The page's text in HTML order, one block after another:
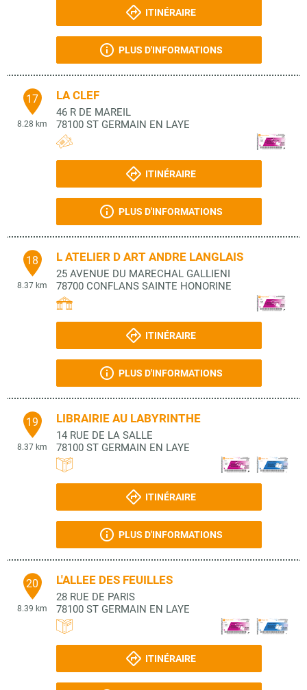
ITINÉRAIRE
PLUS D'INFORMATIONS
17
8.28 km
LA CLEF
46 R DE MAREIL
78100 ST GERMAIN EN LAYE
ITINÉRAIRE
PLUS D'INFORMATIONS
18
8.37 km
L ATELIER D ART ANDRE LANGLAIS
25 AVENUE DU MARECHAL GALLIENI
78700 CONFLANS SAINTE HONORINE
ITINÉRAIRE
PLUS D'INFORMATIONS
19
8.37 km
LIBRAIRIE AU LABYRINTHE
14 RUE DE LA SALLE
78100 ST GERMAIN EN LAYE
ITINÉRAIRE
PLUS D'INFORMATIONS
20
8.39 km
L'ALLEE DES FEUILLES
28 RUE DE PARIS
78100 ST GERMAIN EN LAYE
ITINÉRAIRE